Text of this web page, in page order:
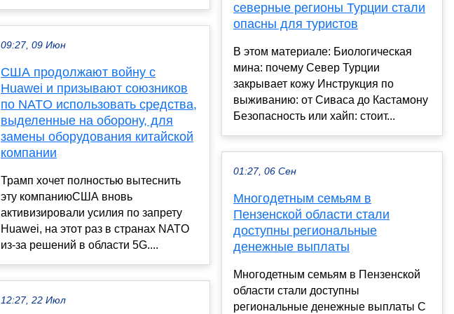
09:27, 09 Июн
США продолжают войну с
Huawei и призывают союзников
по NATO использовать средства,
выделенные на оборону, для
замены оборудования китайской
компании
Трамп хочет полностью вытеснить
эту компаниюСША вновь
активизировали усилия по запрету
Huawei, на этот раз в странах NATO
из-за решений в области 5G....
12:27, 22 Июл
северные регионы Турции стали
опасны для туристов
В этом материале: Биологическая
мина: почему Север Турции
закрывает кожу Инструкция по
выживанию: от Сиваса до Кастамону
Безопасность или хайп: стоит...
01:27, 06 Сен
Многодетным семьям в
Пензенской области стали
доступны региональные
денежные выплаты
Многодетным семьям в Пензенской
области стали доступны
региональные денежные выплаты С